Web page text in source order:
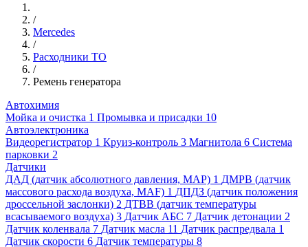
/
Mercedes
/
Расходники ТО
/
Ремень генератора
Автохимия
Мойка и очистка 1 Промывка и присадки 10
Автоэлектроника
Видеорегистратор 1 Круиз-контроль 3 Магнитола 6 Система
парковки 2
Датчики
ДАД (датчик абсолютного давления, MAP) 1 ДМРВ (датчик
массового расхода воздуха, MAF) 1 ДПДЗ (датчик положения
дроссельной заслонки) 2 ДТВВ (датчик температуры
всасываемого воздуха) 3 Датчик АБС 7 Датчик детонации 2
Датчик коленвала 7 Датчик масла 11 Датчик распредвала 1
Датчик скорости 6 Датчик температуры 8